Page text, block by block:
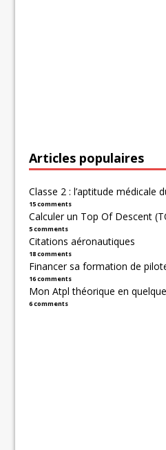
Articles populaires
Classe 2 : l’aptitude médicale
15 comments
Calculer un Top Of Descent
5 comments
Citations aéronautiques
18 comments
Financer sa formation de
16 comments
Mon Atpl théorique en
6 comments